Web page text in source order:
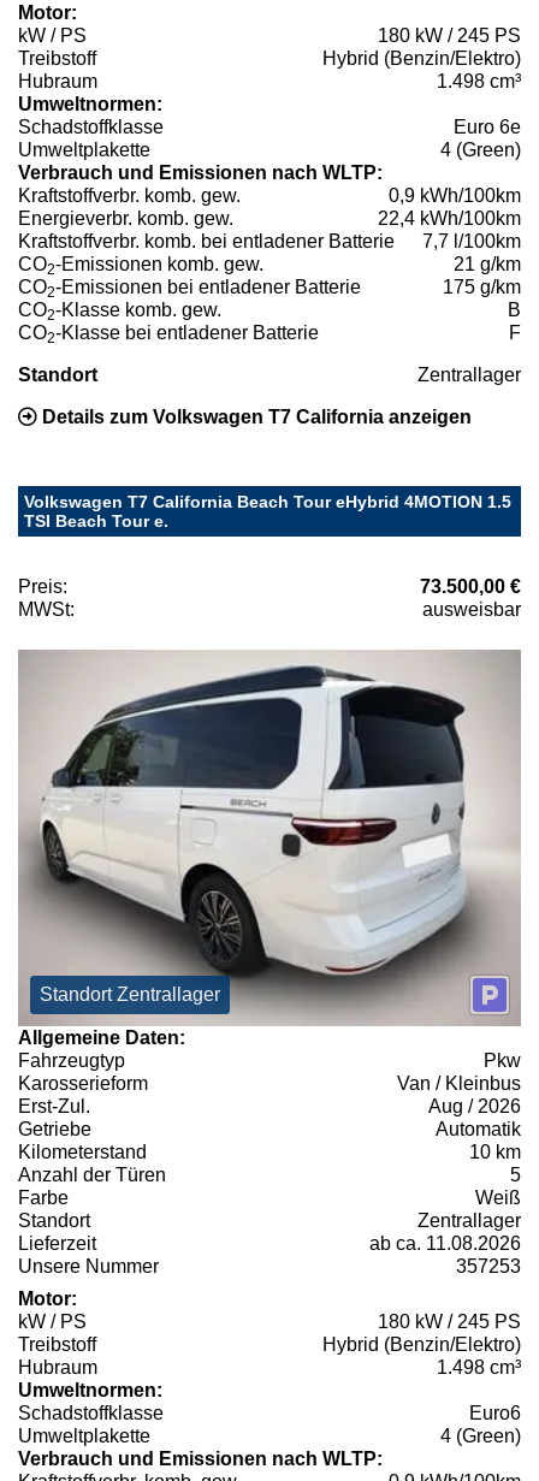
Motor:
kW / PS
180 kW / 245 PS
Treibstoff
Hybrid (Benzin/Elektro)
Hubraum
1.498 cm³
Umweltnormen:
Schadstoffklasse
Euro 6e
Umweltplakette
4 (Green)
Verbrauch und Emissionen nach WLTP:
Kraftstoffverbr. komb. gew.
0,9 kWh/100km
Energieverbr. komb. gew.
22,4 kWh/100km
Kraftstoffverbr. komb. bei entladener Batterie
7,7 l/100km
CO2-Emissionen komb. gew.
21 g/km
CO2-Emissionen bei entladener Batterie
175 g/km
CO2-Klasse komb. gew.
B
CO2-Klasse bei entladener Batterie F
Standort Zentrallager
Details zum Volkswagen T7 California anzeigen
Volkswagen T7 California Beach Tour eHybrid 4MOTION 1.5
TSI Beach Tour e.
Preis:
73.500,00 €
MWSt:
ausweisbar
Standort Zentrallager
Allgemeine Daten:
Fahrzeugtyp
Pkw
Karosserieform
Van / Kleinbus
Erst-Zul.
Aug / 2026
Getriebe
Automatik
Kilometerstand
10 km
Anzahl der Türen
5
Farbe
Weiß
Standort
Zentrallager
Lieferzeit
ab ca. 11.08.2026
Unsere Nummer
357253
Motor:
kW / PS
180 kW / 245 PS
Treibstoff
Hybrid (Benzin/Elektro)
Hubraum
1.498 cm³
Umweltnormen:
Schadstoffklasse
Euro6
Umweltplakette
4 (Green)
Verbrauch und Emissionen nach WLTP: